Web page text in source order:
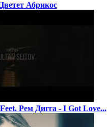
Абрикос
Рем Дигга - I Got Love...